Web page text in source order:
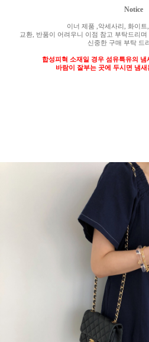
Notice
이너 제품 ,악세사리 , 화이트,
교환, 반품이 어려우니 이점 참고 부탁드리
신중한 구매 부탁 드
합성피혁 소재일 경우 섬유특유의
바람이 잘부는 곳에 두시면 냄